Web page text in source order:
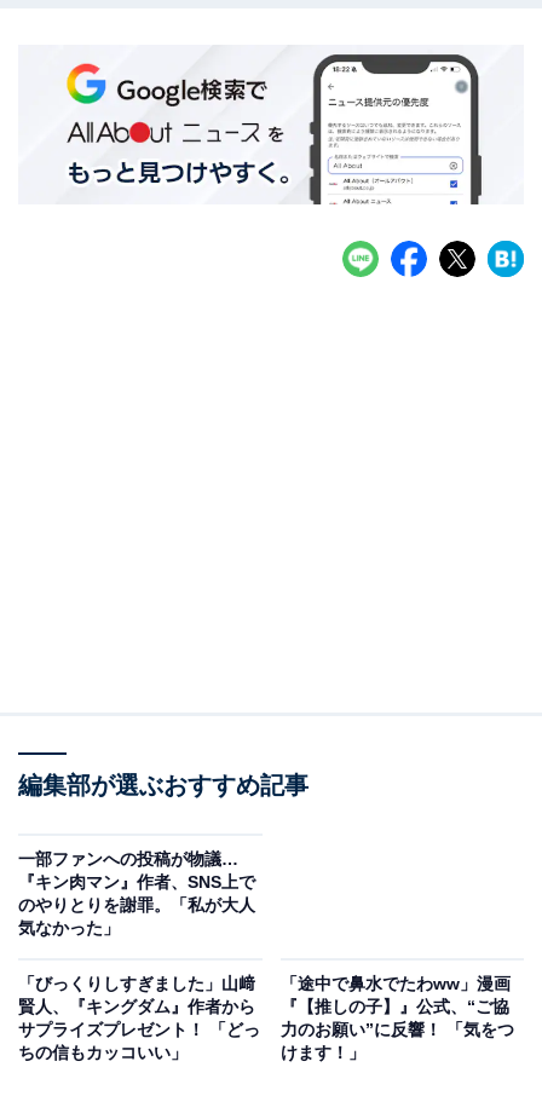
編集部が選ぶおすすめ記事
一部ファンへの投稿が物議…
『キン肉マン』作者、SNS上で
のやりとりを謝罪。「私が大人
気なかった」
「びっくりしすぎました」山﨑
賢人、『キングダム』作者から
サプライズプレゼント！ 「どっ
ちの信もカッコいい」
「途中で鼻水でたわww」漫画
『【推しの子】』公式、“ご協
力のお願い”に反響！ 「気をつ
けます！」